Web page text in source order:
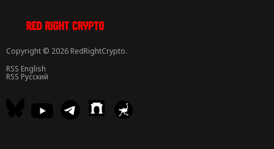
Copyright © 2026 RedRightCrypto.
RSS English
RSS Русский